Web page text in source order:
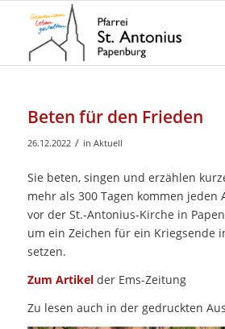
Beten für den Frieden
26.12.2022 / in Aktuell
Sie beten, singen und erzählen
mehr als 300 Tagen kommen jeden
vor der St.-Antonius-Kirche in
um ein Zeichen für ein Kriegsende
setzen.
Zum Artikelder Ems-Zeitung
Zu lesen auch in der gedruckten